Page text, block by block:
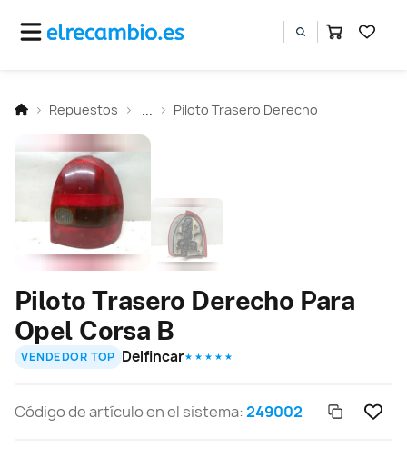
Repuestos Piloto Trasero Derecho
Piloto Trasero Derecho Para
Opel Corsa B
VENDEDOR TOP Delfincar★ ★ ★ ★ ★
Código de artículo en el sistema:249002